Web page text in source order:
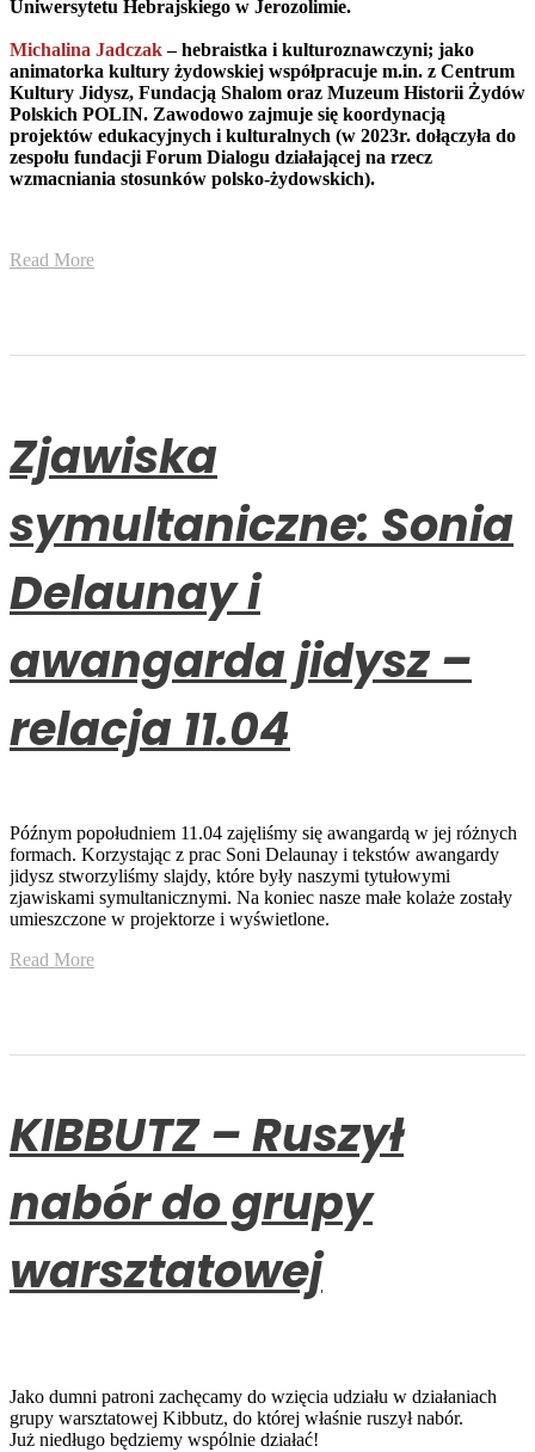
Uniwersytetu Hebrajskiego w Jerozolimie.
Michalina Jadczak– hebraistka i kulturoznawczyni; jako
animatorka kultury żydowskiej współpracuje m.in. z Centrum
Kultury Jidysz, Fundacją Shalom oraz Muzeum Historii Żydów
Polskich POLIN. Zawodowo zajmuje się koordynacją
projektów edukacyjnych i kulturalnych (w 2023r. dołączyła do
zespołu fundacji Forum Dialogu działającej na rzecz
wzmacniania stosunków polsko-żydowskich).
Read More
Zjawiska
symultaniczne: Sonia
Delaunay i
awangarda jidysz –
relacja 11.04
Późnym popołudniem 11.04 zajęliśmy się awangardą w jej różnych
formach. Korzystając z prac Soni Delaunay i tekstów awangardy
jidysz stworzyliśmy slajdy, które były naszymi tytułowymi
zjawiskami symultanicznymi. Na koniec nasze małe kolaże zostały
umieszczone w projektorze i wyświetlone.
Read More
KIBBUTZ – Ruszył
nabór do grupy
warsztatowej
Jako dumni patroni zachęcamy do wzięcia udziału w działaniach
grupy warsztatowej Kibbutz, do której właśnie ruszył nabór.
Już niedługo będziemy wspólnie działać!